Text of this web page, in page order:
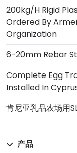
200kg/h Rigid
Ordered By
Organization
6-20mm Rebar
Complete Egg
Installed In
肯尼亚乳品农场用
产品